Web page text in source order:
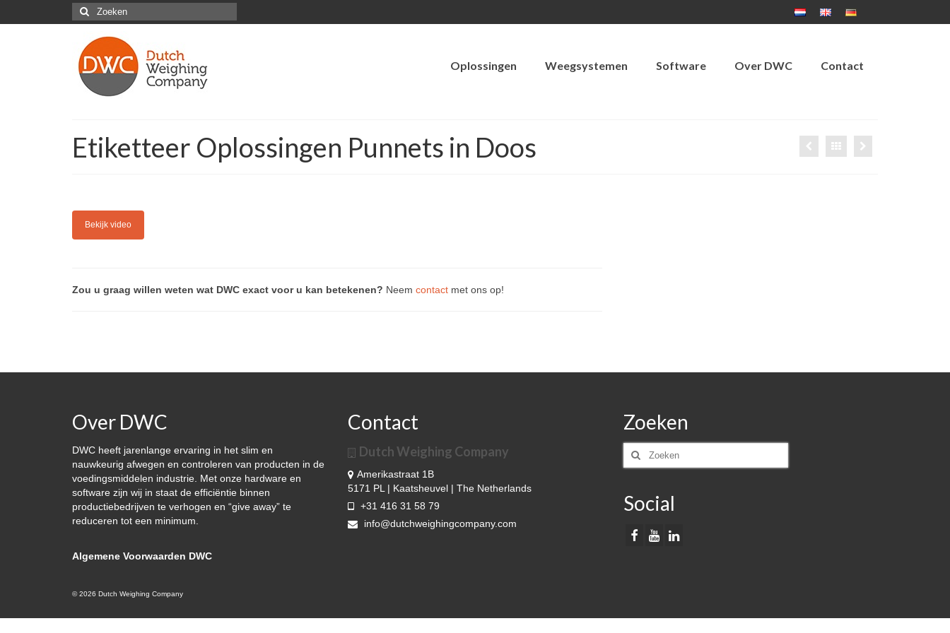
Zoeken
naar:
Oplossingen Weegsystemen Software Over DWC Contact
Etiketteer Oplossingen Punnets in Doos
Bekijk video
Zou u graag willen weten wat DWC exact voor u kan betekenen? Neem contact met ons op!
Over DWC
DWC heeft jarenlange ervaring in het slim en
nauwkeurig afwegen en controleren van producten in de
voedingsmiddelen industrie. Met onze hardware en
software zijn wij in staat de efficiëntie binnen
productiebedrijven te verhogen en “give away” te
reduceren tot een minimum.
Algemene Voorwaarden DWC
Contact
Dutch Weighing Company
Amerikastraat 1B
5171 PL | Kaatsheuvel | The Netherlands
+31 416 31 58 79
info@dutchweighingcompany.com
Zoeken
Zoeken
naar:
Social
© 2026 Dutch Weighing Company